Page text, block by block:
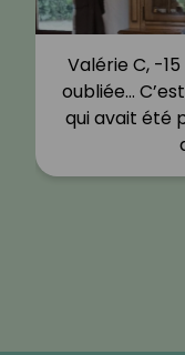
Valérie C, -
oubliée…
qui avait été